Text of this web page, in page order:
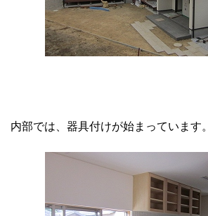
内部では、器具付けが始まっています。